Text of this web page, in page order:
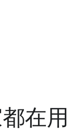
在用